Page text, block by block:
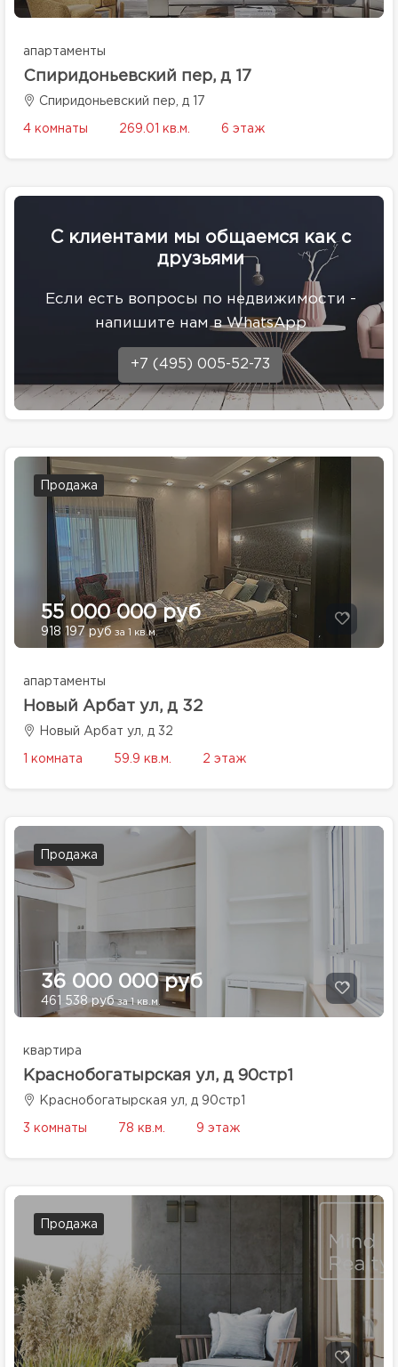
апартаменты
Спиридоньевский пер, д 17
Спиридоньевский пер, д 17
4 комнаты 269.01 кв.м. 6 этаж
С клиентами мы общаемся как с
друзьями
Eсли есть вопросы по недвижимости -
напишите нам в WhatsApp
+7 (495) 005-52-73
Продажа
55 000 000 руб
918 197 руб за 1 кв.м.
апартаменты
Новый Арбат ул, д 32
Новый Арбат ул, д 32
1 комната 59.9 кв.м. 2 этаж
Продажа
36 000 000 руб
461 538 рубза 1 кв.м.
квартира
Краснобогатырская ул, д 90стр1
Краснобогатырская ул, д 90стр1
3 комнаты 78 кв.м. 9 этаж
Продажа